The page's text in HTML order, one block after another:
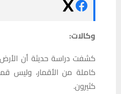
وكالات:
كشفت دراسة حديثة أن
كاملة من الأقمار، وليس
كثيرون.